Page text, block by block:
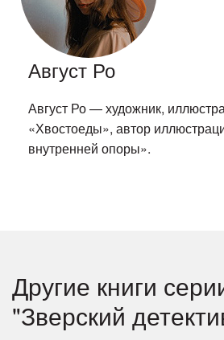
Август Ро
Август Ро — художник,
«Хвостоеды», автор
внутренней опоры».
Другие книги
"Зверский